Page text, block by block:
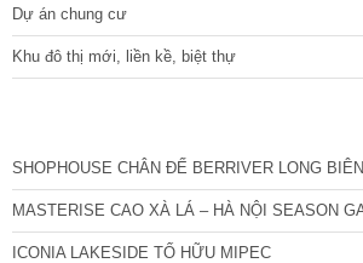
Dự án chung cư
Khu đô thị mới, liền kề, biệt thự
SHOPHOUSE CHÂN ĐẾ BERRIVER LONG BIÊN
MASTERISE CAO XÀ LÁ – HÀ NỘI SEASON
ICONIA LAKESIDE TỐ HỮU MIPEC